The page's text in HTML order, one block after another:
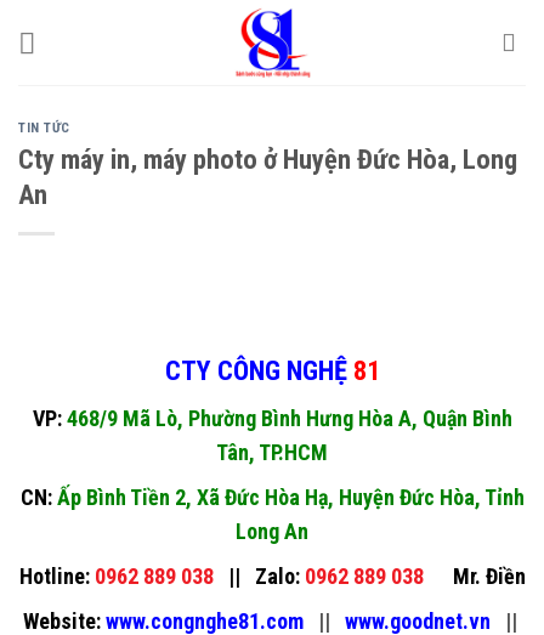
TIN TỨC
Cty máy in, máy photo ở Huyện Đức Hòa, Long
An
CTY CÔNG NGHỆ 81
VP: 468/9 Mã Lò, Phường Bình Hưng Hòa A, Quận Bình
Tân, TP.HCM
CN: Ấp Bình Tiền 2, Xã Đức Hòa Hạ, Huyện Đức Hòa, Tỉnh
Long An
Hotline:0962 889 038 || Zalo:0962 889 038 Mr. Điền
Website: www.congnghe81.com|| www.goodnet.vn ||